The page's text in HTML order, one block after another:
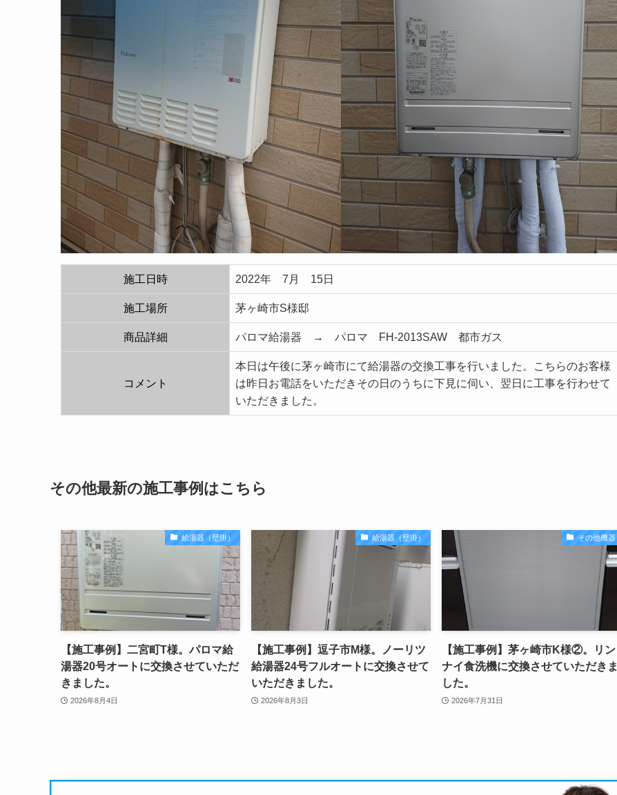
施工日時 2022年 7月 15日
施工場所 茅ヶ崎市S様邸
商品詳細 パロマ給湯器 → パロマ FH-2013SAW 都市ガス
コメント
本日は午後に茅ヶ崎市にて給湯器の交換工事を行いました。こちらのお客様
は昨日お電話をいただきその日のうちに下見に伺い、翌日に工事を行わせて
いただきました。
その他最新の施工事例はこちら
給湯器（壁掛）
【施工事例】二宮町T様。パロマ給
湯器20号オートに交換させていただ
きました。
2026年8月4日
給湯器（壁掛）
【施工事例】逗子市M様。ノーリツ
給湯器24号フルオートに交換させて
いただきました。
2026年8月3日
その他機器
【施工事例】茅ヶ崎市K様②。リン
ナイ食洗機に交換させていただきま
した。
2026年7月31日